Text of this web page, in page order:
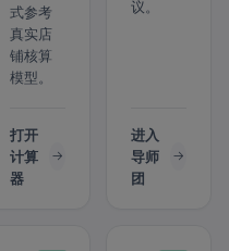
式参考
真实店
铺核算
模型。
打开
计算
器
议。
进入
导师
团